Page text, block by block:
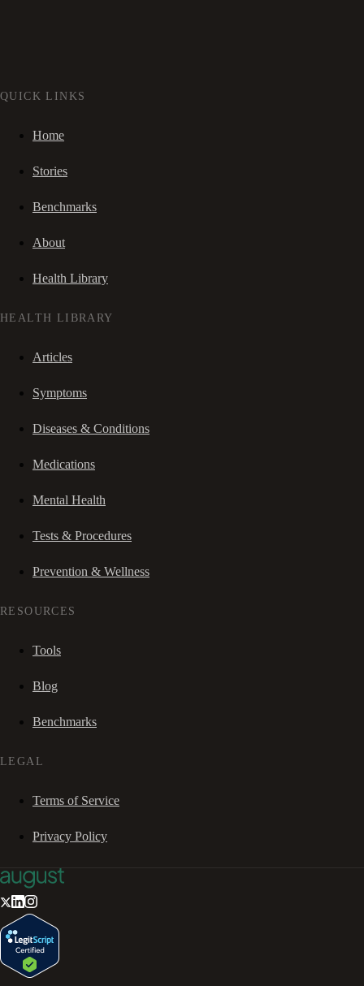
QUICK LINKS
Home
Stories
Benchmarks
About
Health Library
HEALTH LIBRARY
Articles
Symptoms
Diseases & Conditions
Medications
Mental Health
Tests & Procedures
Prevention & Wellness
RESOURCES
Tools
Blog
Benchmarks
LEGAL
Terms of Service
Privacy Policy